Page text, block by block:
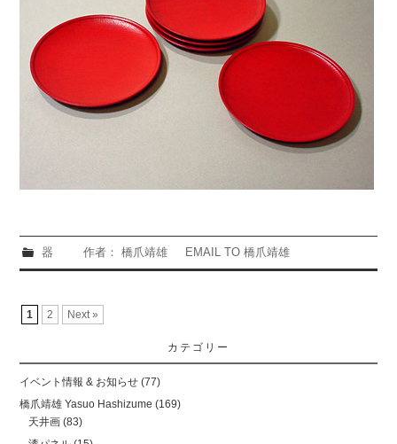
器 作者： 橋爪靖雄 EMAIL TO 橋爪靖雄
1 2 Next »
カテゴリー
イベント情報 & お知らせ (77)
橋爪靖雄 Yasuo Hashizume (169)
天井画 (83)